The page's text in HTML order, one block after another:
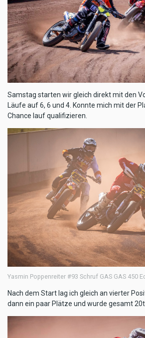
Samstag starten wir gleich direkt mit den
Läufe auf 6, 6 und 4. Konnte mich mit der
Chance lauf qualifizieren.
Yasmin Poppenreiter #93 Schruf GAS GAS 450
Nach dem Start lag ich gleich an vierter
dann ein paar Plätze und wurde gesamt